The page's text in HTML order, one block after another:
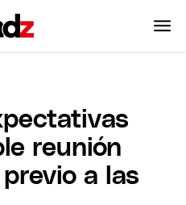
reunión
a las